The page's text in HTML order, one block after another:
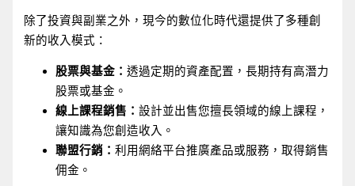
除了投資與副業之外，現今的數位化時代還提供了多種創
新的收入模式：
股票與基金：透過定期的資產配置，長期持有高潛力
股票或基金。
線上課程銷售：設計並出售您擅長領域的線上課程，
讓知識為您創造收入。
聯盟行銷：利用網絡平台推廣產品或服務，取得銷售
佣金。